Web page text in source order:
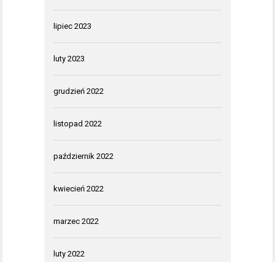
lipiec 2023
luty 2023
grudzień 2022
listopad 2022
październik 2022
kwiecień 2022
marzec 2022
luty 2022